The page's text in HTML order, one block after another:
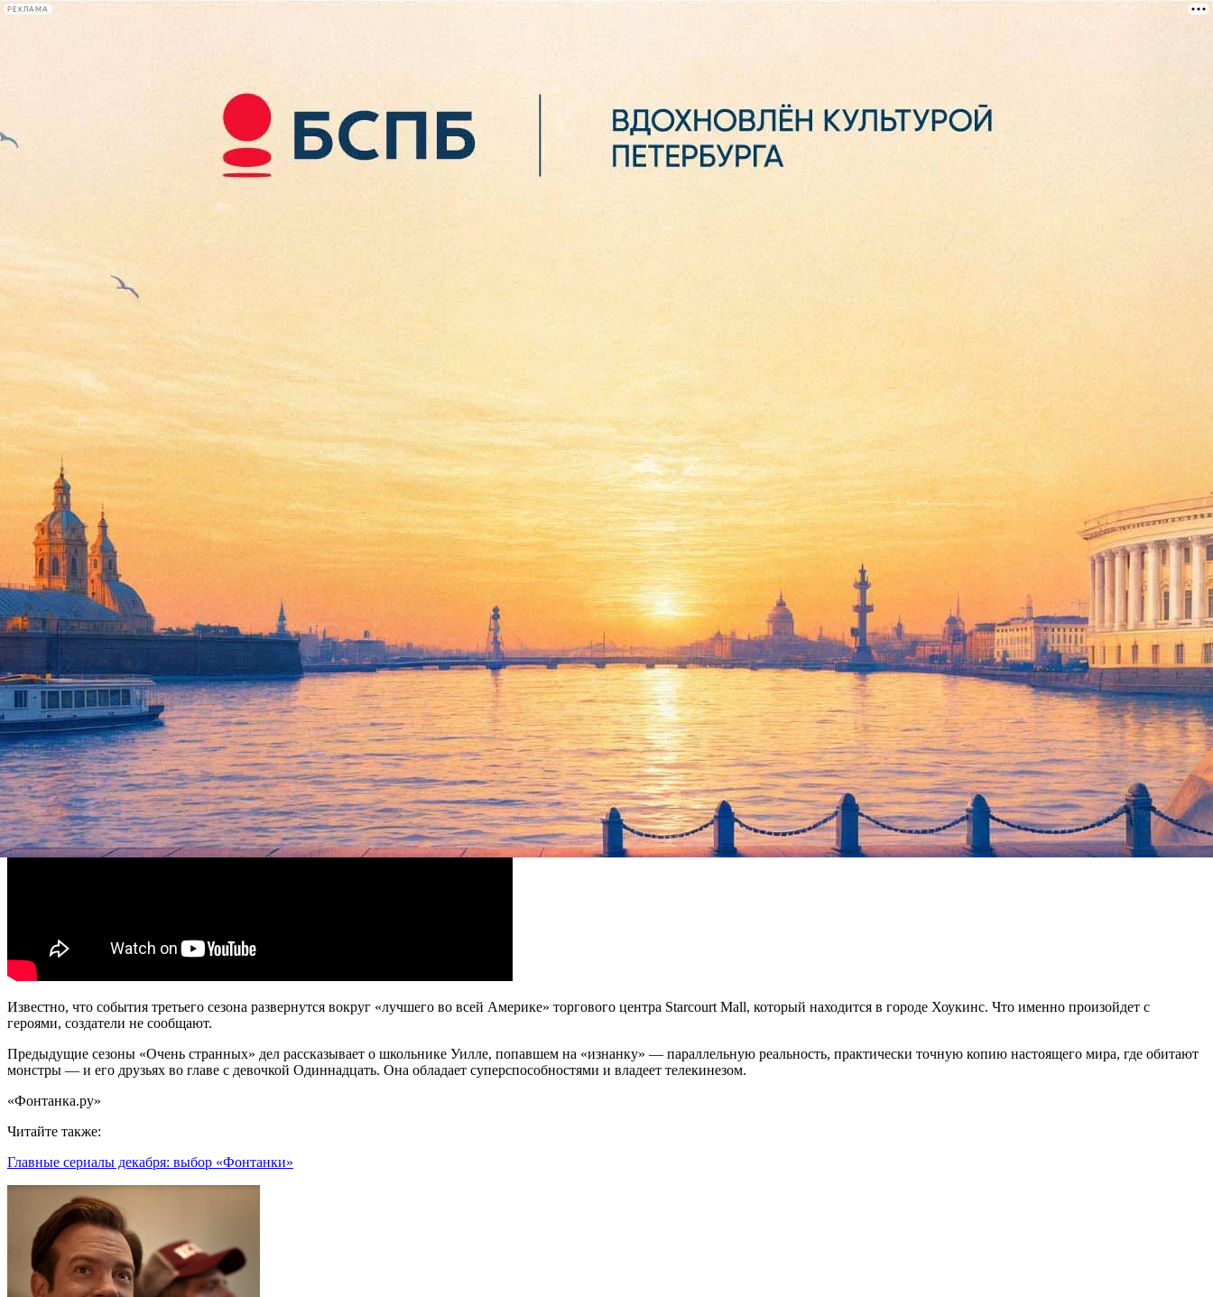
РЕКЛАМА
лекции
книги
Создатели «Очень странных дел» раскрыли названия новых эпизодов
10 декабря 2018,
В тизере нового сезона сериала «Очень странные дела», который должен выйти на Netflix летом 2019 года, не показали ни одного кадра, но раскрыли название всех будущих эпизодов.
Англоязычный ролик появился на официальном YouTube компании 9 декабря. Всего ожидается восемь серий.
«Сюзи, приём?» (Suzie, Do You Copy?), «Тусовщики из супермаркета» (The Mall Rats), «Дело о пропавшем спасателе» (The Case of the Missing Lifeguard), «Тест сауной» (The Sauna Test),
«Источник» (The Source), «День рождения» (The Birthday), «Укус» (The Bite), «Битва за торговый центр Starcourt» (The Battle of Starcourt) — такие названия перечисляются в видео на фоне
двигающейся заставки сериала.
Известно, что события третьего сезона развернутся вокруг «лучшего во всей Америке» торгового центра Starcourt Mall, который находится в городе Хоукинс. Что именно произойдет с
героями, создатели не сообщают.
Предыдущие сезоны «Очень странных» дел рассказывает о школьнике Уилле, попавшем на «изнанку» — параллельную реальность, практически точную копию настоящего мира, где обитают
монстры — и его друзьях во главе с девочкой Одиннадцать. Она обладает суперспособностями и владеет телекинезом.
«Фонтанка.ру»
Читайте также:
Главные сериалы декабря: выбор «Фонтанки»